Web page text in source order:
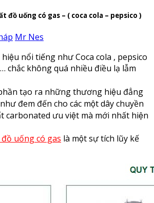
đồ uống có gas – ( coca cola – pepsico )
Mr Nes
nổi tiếng như Coca cola , pepsico
chắc không quá nhiều điều lạ lẫm
tạo ra những thương hiệu đẳng
đem đến cho các một dây chuyền
carbonated ưu việt mà mới nhất hiện
uống có gas là một sự tích lũy kế